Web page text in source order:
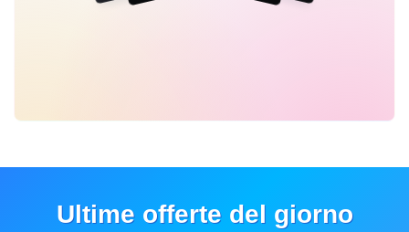
Ultime offerte del giorno